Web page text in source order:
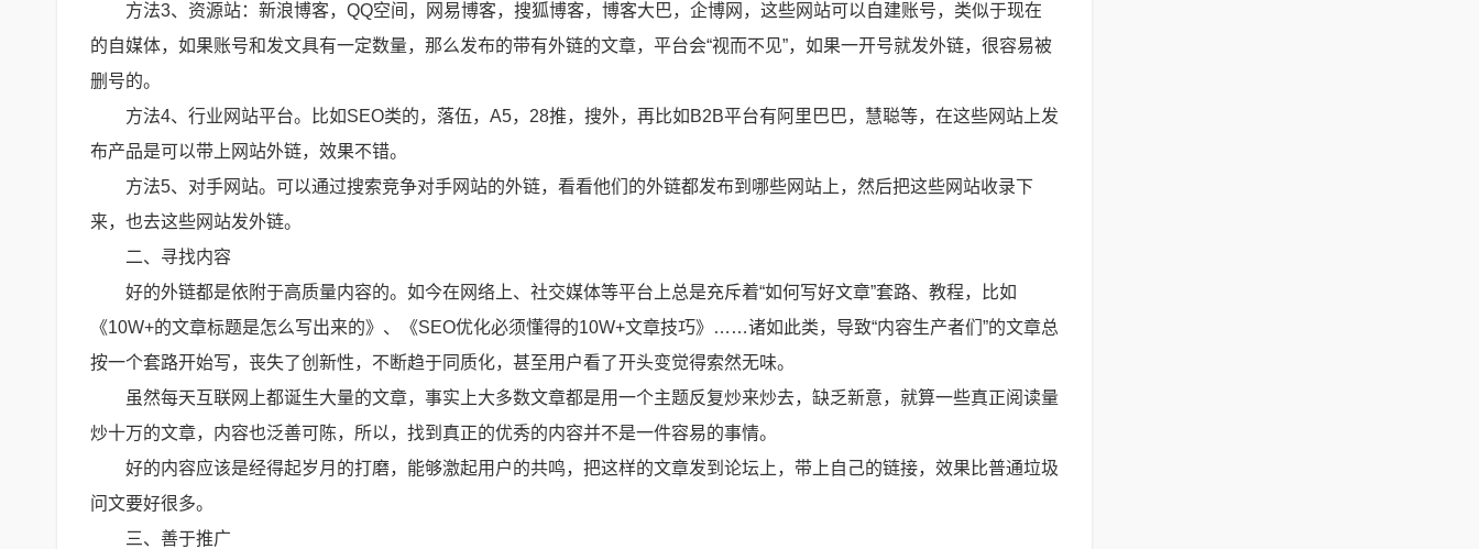
方法3、资源站：新浪博客，QQ空间，网易博客，搜狐博客，博客大巴，企博网，这些网站可以自建账号，类似于现在
的自媒体，如果账号和发文具有一定数量，那么发布的带有外链的文章，平台会“视而不见”，如果一开号就发外链，很容易被
删号的。
方法4、行业网站平台。比如SEO类的，落伍，A5，28推，搜外，再比如B2B平台有阿里巴巴，慧聪等，在这些网站上发
布产品是可以带上网站外链，效果不错。
方法5、对手网站。可以通过搜索竞争对手网站的外链，看看他们的外链都发布到哪些网站上，然后把这些网站收录下
来，也去这些网站发外链。
二、寻找内容
好的外链都是依附于高质量内容的。如今在网络上、社交媒体等平台上总是充斥着“如何写好文章”套路、教程，比如
《10W+的文章标题是怎么写出来的》、《SEO优化必须懂得的10W+文章技巧》……诸如此类，导致“内容生产者们”的文章总
按一个套路开始写，丧失了创新性，不断趋于同质化，甚至用户看了开头变觉得索然无味。
虽然每天互联网上都诞生大量的文章，事实上大多数文章都是用一个主题反复炒来炒去，缺乏新意，就算一些真正阅读量
炒十万的文章，内容也泛善可陈，所以，找到真正的优秀的内容并不是一件容易的事情。
好的内容应该是经得起岁月的打磨，能够激起用户的共鸣，把这样的文章发到论坛上，带上自己的链接，效果比普通垃圾
问文要好很多。
三、善于推广